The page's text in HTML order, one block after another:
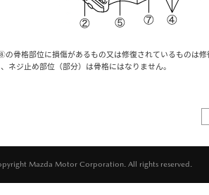
骨格部位に損傷があるもの又は修復されているものは修
ネジ止め部位（部分）は骨格にはなりません。
Mazda Motor Corporation. All rights reserved.